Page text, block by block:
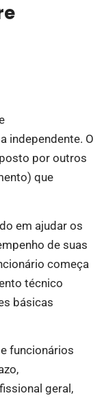
independente. O
por outros
que
em ajudar os
de suas
começa
técnico
básicas
funcionários
geral,